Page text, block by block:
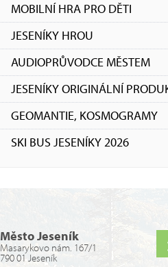
MOBILNÍ HRA PRO DĚTI
JESENÍKY HROU
AUDIOPRŮVODCE MĚSTEM
JESENÍKY ORIGINÁLNÍ
GEOMANTIE, KOSMOGRAMY
SKI BUS JESENÍKY 2026
Město Jeseník
Masarykovo nám. 167/1
790 01 Jeseník